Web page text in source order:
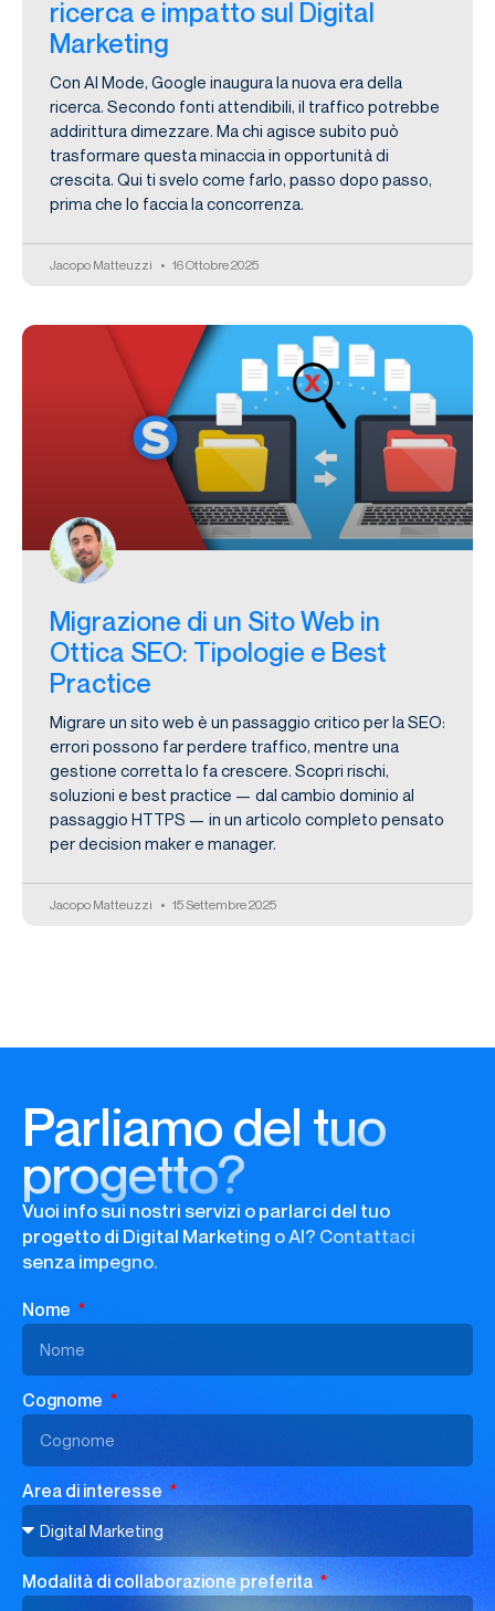
ricerca e impatto sul Digital
Marketing
Con AI Mode, Google inaugura la nuova era della
ricerca. Secondo fonti attendibili, il traffico potrebbe
addirittura dimezzare. Ma chi agisce subito può
trasformare questa minaccia in opportunità di
crescita. Qui ti svelo come farlo, passo dopo passo,
prima che lo faccia la concorrenza.
Jacopo Matteuzzi 16 Ottobre 2025
Migrazione di un Sito Web in
Ottica SEO: Tipologie e Best
Practice
Migrare un sito web è un passaggio critico per la SEO:
errori possono far perdere traffico, mentre una
gestione corretta lo fa crescere. Scopri rischi,
soluzioni e best practice — dal cambio dominio al
passaggio HTTPS — in un articolo completo pensato
per decision maker e manager.
Jacopo Matteuzzi 15 Settembre 2025
Parliamo del tuo
progetto?
Vuoi info sui nostri servizi o parlarci del tuo
progetto di Digital Marketing o AI? Contattaci
senza impegno.
Nome
Cognome
Area di interesse
Modalità di collaborazione preferita